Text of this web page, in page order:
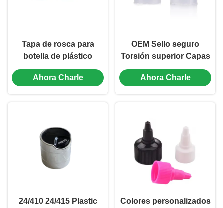
Tapa de rosca para
botella de plástico
20/410, tapa de rosca
giratoria, tapa de rosca
Ahora Charle
OEM Sello seguro
Torsión superior Capas
de cabeza de tornillo de
plástico 28/410
Ahora Charle
24/410 24/415 Plastic
Colores personalizados